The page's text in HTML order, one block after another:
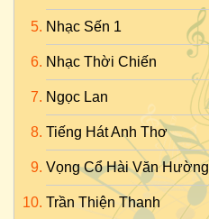
Nhạc Sến 1
Nhạc Thời Chiến
Ngọc Lan
Tiếng Hát Anh Thơ
Vọng Cổ Hài Văn Hường
Trần Thiện Thanh